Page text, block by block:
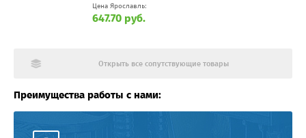
Цена Ярославль:
647.70 руб.
Открыть все сопутствующие товары
Преимущества работы с нами: